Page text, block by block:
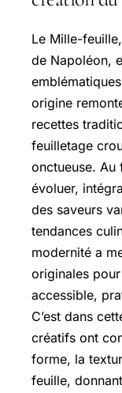
Le Mille-
de Napoléon,
origine
recettes
feuilletage
onctueuse. Au
évoluer,
des saveurs
tendances
modernité a
originales
accessible,
C’est dans
créatifs ont
forme, la
feuille,